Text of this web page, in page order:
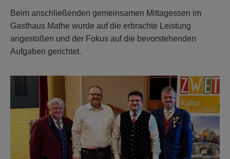
Beim anschließenden gemeinsamen Mittagessen im
Gasthaus Mathe wurde auf die erbrachte Leistung
angestoßen und der Fokus auf die bevorstehenden
Aufgaben gerichtet.